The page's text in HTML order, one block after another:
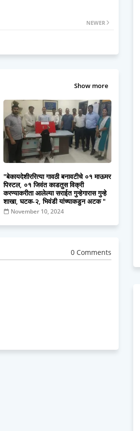
NEWER
Show more
"बेकायदेशीररित्या गावठी बनावटीचे ०१ माऊमर
पिस्टल, ०१ जिवंत काडतुस विक्री
करण्याकरीता आलेल्या सराईत गुन्हेगारास गुन्हे
शाखा, घटक-२, भिवंडी यांच्याकडुन अटक "
November 10, 2024
0 Comments